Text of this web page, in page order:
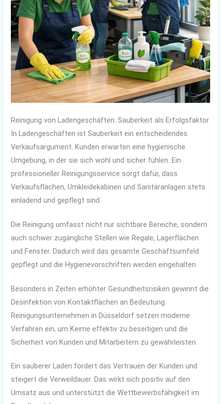
Reinigung von Ladengeschäften: Sauberkeit als Erfolgsfaktor
In Ladengeschäften ist Sauberkeit ein entscheidendes
Verkaufsargument. Kunden erwarten eine hygienische
Umgebung, in der sie sich wohl und sicher fühlen. Ein
professioneller Reinigungsservice sorgt dafür, dass
Verkaufsflächen, Umkleidekabinen und Sanitäranlagen stets
einladend und gepflegt sind.
Die Reinigung umfasst nicht nur sichtbare Bereiche, sondern
auch schwer zugängliche Stellen wie Regale, Lagerflächen
und Fenster. Dadurch wird das gesamte Geschäftsumfeld
gepflegt und die Hygienevorschriften werden eingehalten.
Besonders in Zeiten erhöhter Gesundheitsrisiken gewinnt die
Desinfektion von Kontaktflächen an Bedeutung.
Reinigungsunternehmen in Düsseldorf setzen moderne
Verfahren ein, um Keime effektiv zu beseitigen und die
Sicherheit von Kunden und Mitarbeitern zu gewährleisten.
Ein sauberer Laden fördert das Vertrauen der Kunden und
steigert die Verweildauer. Das wirkt sich positiv auf den
Umsatz aus und unterstützt die Wettbewerbsfähigkeit im